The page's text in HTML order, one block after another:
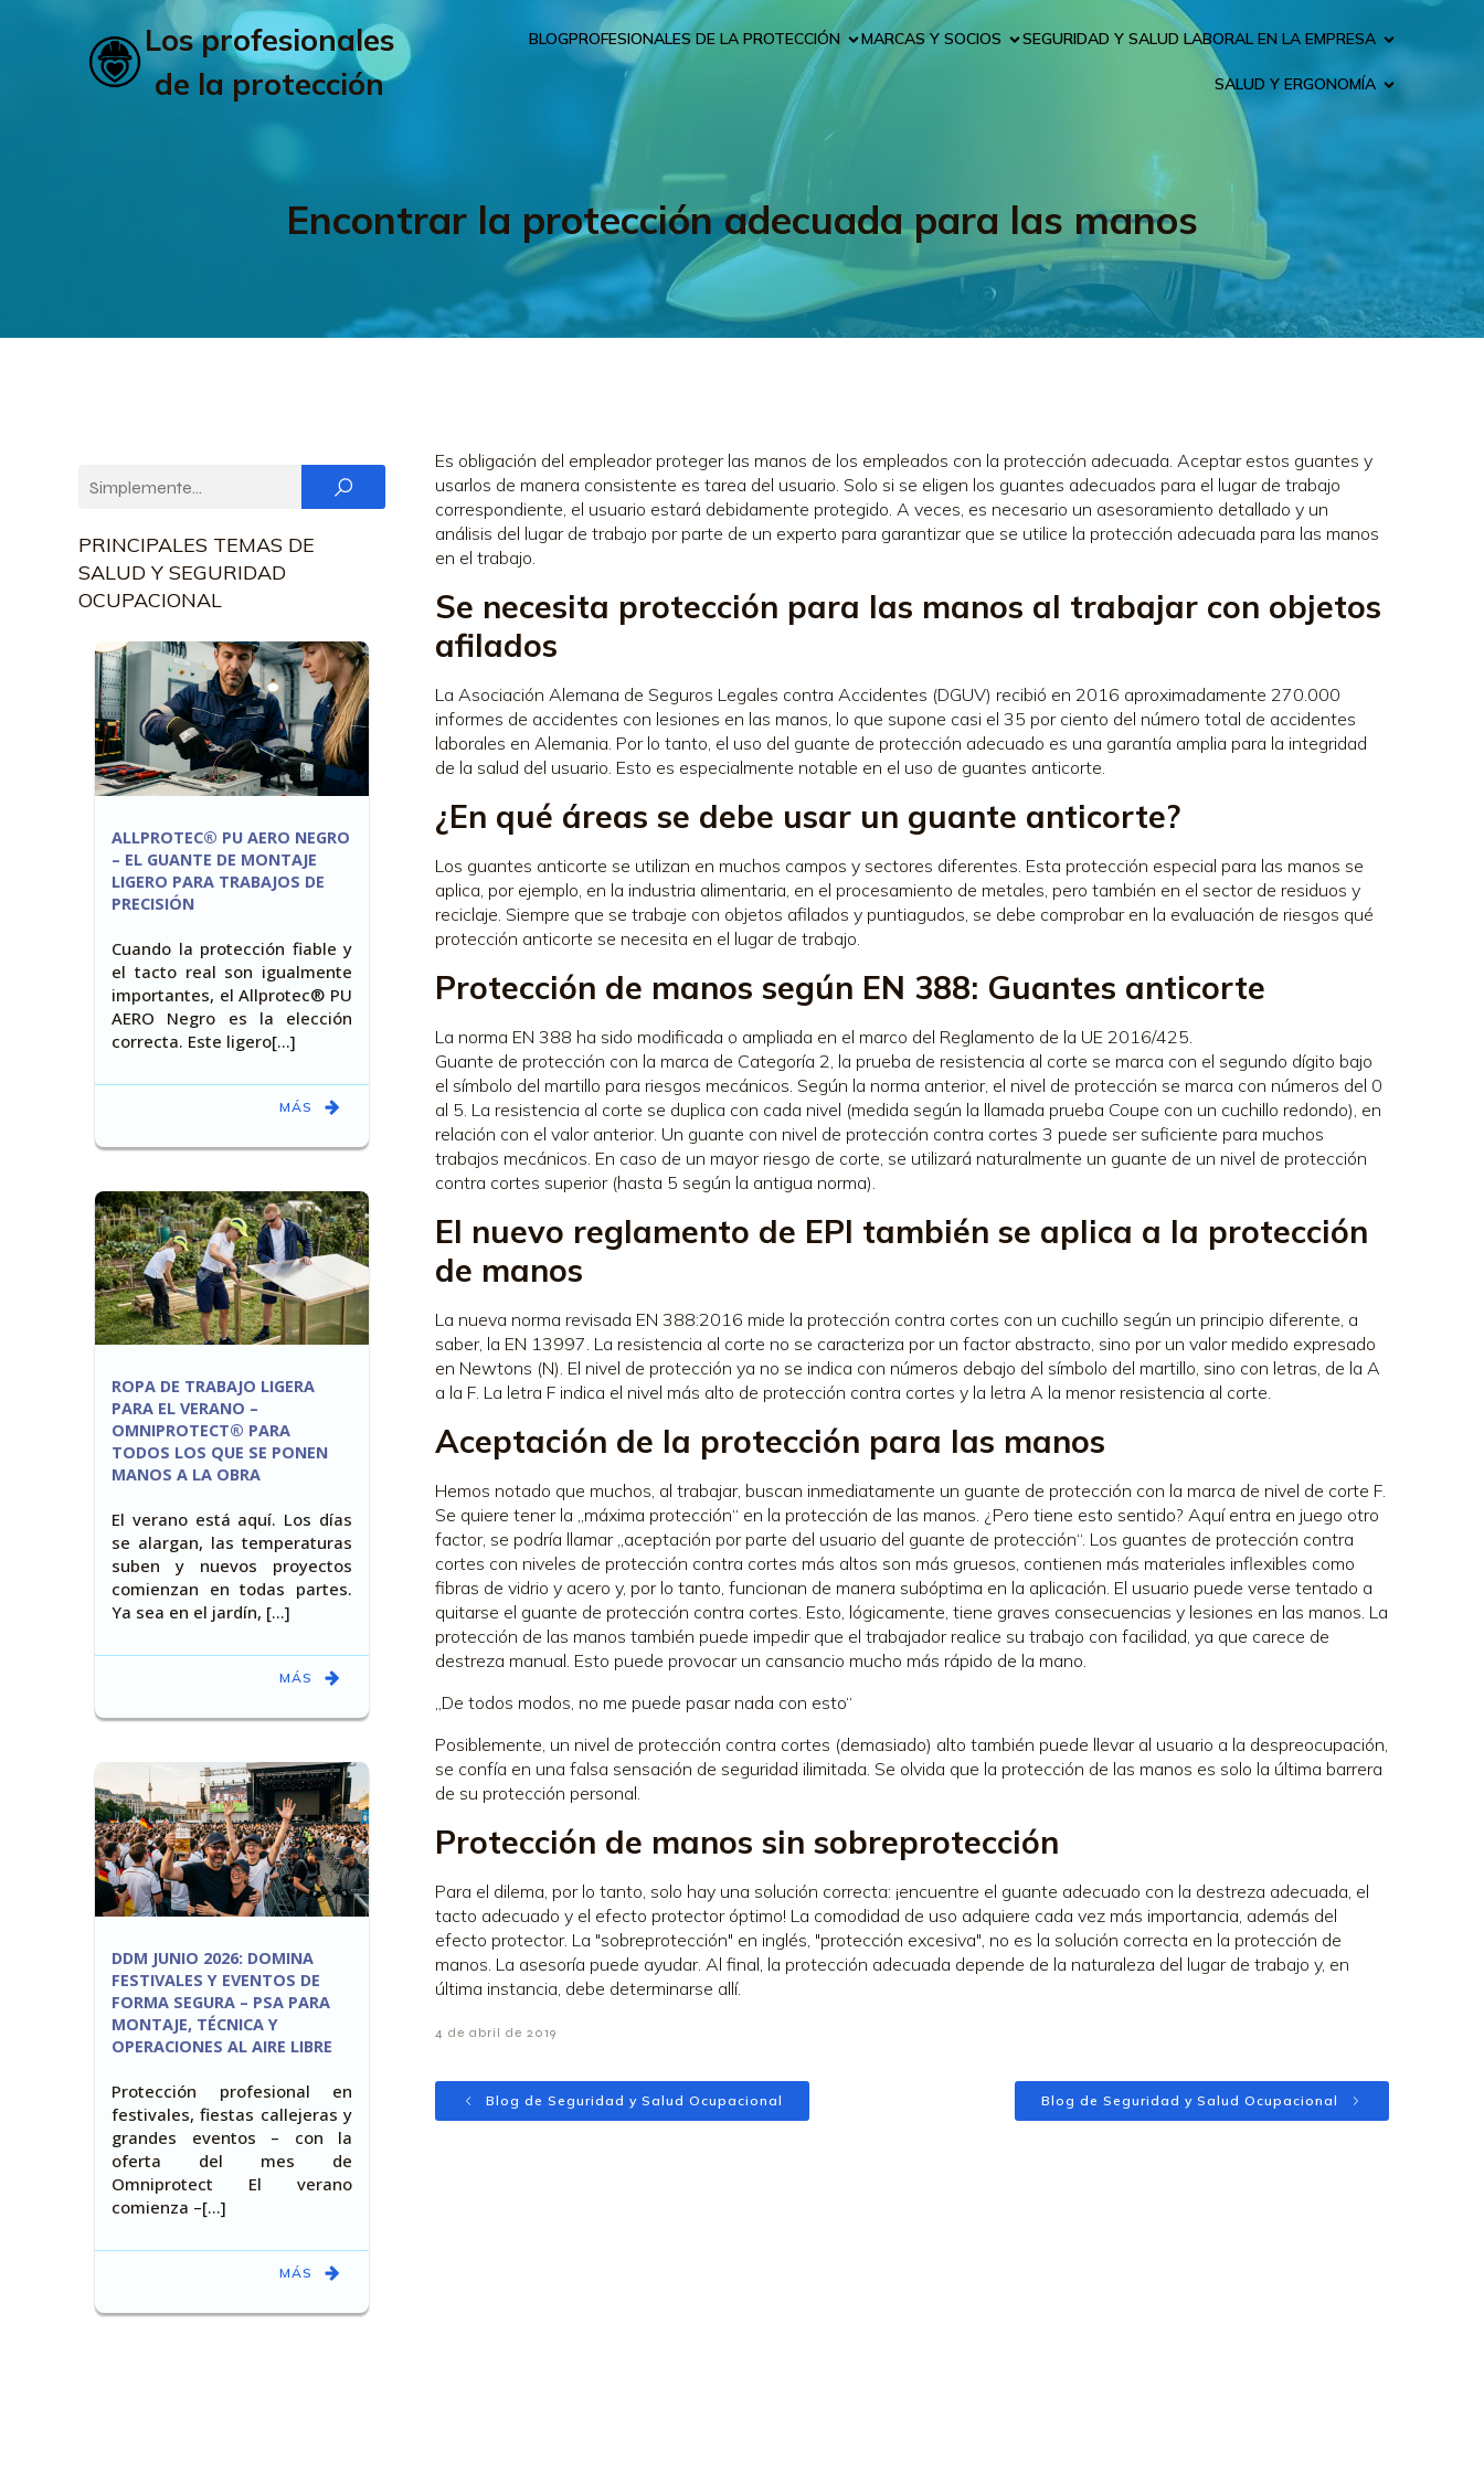
Los profesionales
de la protección
BLOGPROFESIONALES DE LA PROTECCIÓN MARCAS Y SOCIOS SEGURIDAD Y SALUD LABORAL EN LA EMPRESA
SALUD Y ERGONOMÍA
Encontrar la protección adecuada para las manos
PRINCIPALES TEMAS DE
SALUD Y SEGURIDAD
OCUPACIONAL
ALLPROTEC® PU AERO NEGRO
– EL GUANTE DE MONTAJE
LIGERO PARA TRABAJOS DE
PRECISIÓN
Cuando la protección fiable y
el tacto real son igualmente
importantes, el Allprotec® PU
AERO Negro es la elección
correcta. Este ligero[…]
MÁS
ROPA DE TRABAJO LIGERA
PARA EL VERANO –
OMNIPROTECT® PARA
TODOS LOS QUE SE PONEN
MANOS A LA OBRA
El verano está aquí. Los días
se alargan, las temperaturas
suben y nuevos proyectos
comienzan en todas partes.
Ya sea en el jardín, [...]
MÁS
DDM JUNIO 2026: DOMINA
FESTIVALES Y EVENTOS DE
FORMA SEGURA – PSA PARA
MONTAJE, TÉCNICA Y
OPERACIONES AL AIRE LIBRE
Protección profesional en
festivales, fiestas callejeras y
grandes eventos – con la
oferta del mes de
Omniprotect El verano
comienza –[…]
MÁS
Es obligación del empleador proteger las manos de los empleados con la protección adecuada. Aceptar estos guantes y
usarlos de manera consistente es tarea del usuario. Solo si se eligen los guantes adecuados para el lugar de trabajo
correspondiente, el usuario estará debidamente protegido. A veces, es necesario un asesoramiento detallado y un
análisis del lugar de trabajo por parte de un experto para garantizar que se utilice la protección adecuada para las manos
en el trabajo.
Se necesita protección para las manos al trabajar con objetos
afilados
La Asociación Alemana de Seguros Legales contra Accidentes (DGUV) recibió en 2016 aproximadamente 270.000
informes de accidentes con lesiones en las manos, lo que supone casi el 35 por ciento del número total de accidentes
laborales en Alemania. Por lo tanto, el uso del guante de protección adecuado es una garantía amplia para la integridad
de la salud del usuario. Esto es especialmente notable en el uso de guantes anticorte.
¿En qué áreas se debe usar un guante anticorte?
Los guantes anticorte se utilizan en muchos campos y sectores diferentes. Esta protección especial para las manos se
aplica, por ejemplo, en la industria alimentaria, en el procesamiento de metales, pero también en el sector de residuos y
reciclaje. Siempre que se trabaje con objetos afilados y puntiagudos, se debe comprobar en la evaluación de riesgos qué
protección anticorte se necesita en el lugar de trabajo.
Protección de manos según EN 388: Guantes anticorte
La norma EN 388 ha sido modificada o ampliada en el marco del Reglamento de la UE 2016/425.
Guante de protección con la marca de Categoría 2, la prueba de resistencia al corte se marca con el segundo dígito bajo
el símbolo del martillo para riesgos mecánicos. Según la norma anterior, el nivel de protección se marca con números del 0
al 5. La resistencia al corte se duplica con cada nivel (medida según la llamada prueba Coupe con un cuchillo redondo), en
relación con el valor anterior. Un guante con nivel de protección contra cortes 3 puede ser suficiente para muchos
trabajos mecánicos. En caso de un mayor riesgo de corte, se utilizará naturalmente un guante de un nivel de protección
contra cortes superior (hasta 5 según la antigua norma).
El nuevo reglamento de EPI también se aplica a la protección
de manos
La nueva norma revisada EN 388:2016 mide la protección contra cortes con un cuchillo según un principio diferente, a
saber, la EN 13997. La resistencia al corte no se caracteriza por un factor abstracto, sino por un valor medido expresado
en Newtons (N). El nivel de protección ya no se indica con números debajo del símbolo del martillo, sino con letras, de la A
a la F. La letra F indica el nivel más alto de protección contra cortes y la letra A la menor resistencia al corte.
Aceptación de la protección para las manos
Hemos notado que muchos, al trabajar, buscan inmediatamente un guante de protección con la marca de nivel de corte F.
Se quiere tener la „máxima protección“ en la protección de las manos. ¿Pero tiene esto sentido? Aquí entra en juego otro
factor, se podría llamar „aceptación por parte del usuario del guante de protección“. Los guantes de protección contra
cortes con niveles de protección contra cortes más altos son más gruesos, contienen más materiales inflexibles como
fibras de vidrio y acero y, por lo tanto, funcionan de manera subóptima en la aplicación. El usuario puede verse tentado a
quitarse el guante de protección contra cortes. Esto, lógicamente, tiene graves consecuencias y lesiones en las manos. La
protección de las manos también puede impedir que el trabajador realice su trabajo con facilidad, ya que carece de
destreza manual. Esto puede provocar un cansancio mucho más rápido de la mano.
„De todos modos, no me puede pasar nada con esto“
Posiblemente, un nivel de protección contra cortes (demasiado) alto también puede llevar al usuario a la despreocupación,
se confía en una falsa sensación de seguridad ilimitada. Se olvida que la protección de las manos es solo la última barrera
de su protección personal.
Protección de manos sin sobreprotección
Para el dilema, por lo tanto, solo hay una solución correcta: ¡encuentre el guante adecuado con la destreza adecuada, el
tacto adecuado y el efecto protector óptimo! La comodidad de uso adquiere cada vez más importancia, además del
efecto protector. La "sobreprotección" en inglés, "protección excesiva", no es la solución correcta en la protección de
manos. La asesoría puede ayudar. Al final, la protección adecuada depende de la naturaleza del lugar de trabajo y, en
última instancia, debe determinarse allí.
4 de abril de 2019
Blog de Seguridad y Salud Ocupacional Blog de Seguridad y Salud Ocupacional